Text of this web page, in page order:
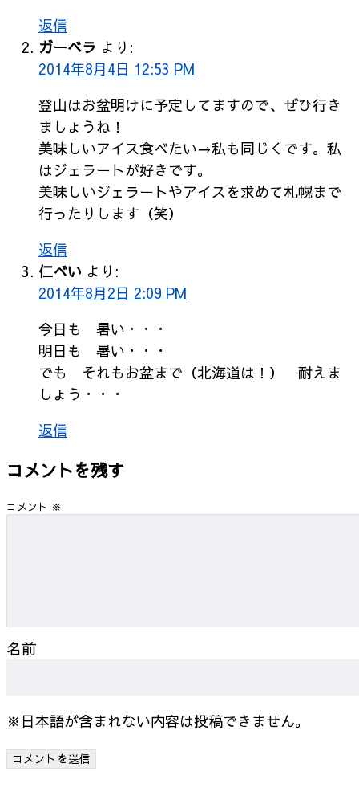
返信
ガーベラ より:
2014年8月4日 12:53 PM
登山はお盆明けに予定してますので、ぜひ行き
ましょうね！
美味しいアイス食べたい→私も同じくです。私
はジェラートが好きです。
美味しいジェラートやアイスを求めて札幌まで
行ったりします（笑）
返信
仁べい より:
2014年8月2日 2:09 PM
今日も 暑い・・・
明日も 暑い・・・
でも それもお盆まで（北海道は！） 耐えま
しょう・・・
返信
コメントを残す
コメント ※
名前
※日本語が含まれない内容は投稿できません。